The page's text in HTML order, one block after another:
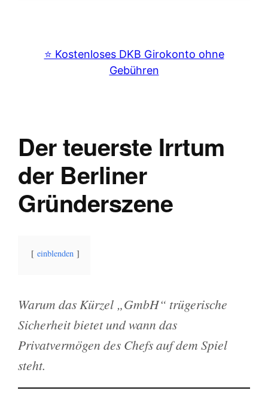
⭐️ Kostenloses DKB Girokonto ohne
Gebühren
Der teuerste Irrtum
der Berliner
Gründerszene
einblenden
Warum das Kürzel „GmbH“ trügerische
Sicherheit bietet und wann das
Privatvermögen des Chefs auf dem Spiel
steht.